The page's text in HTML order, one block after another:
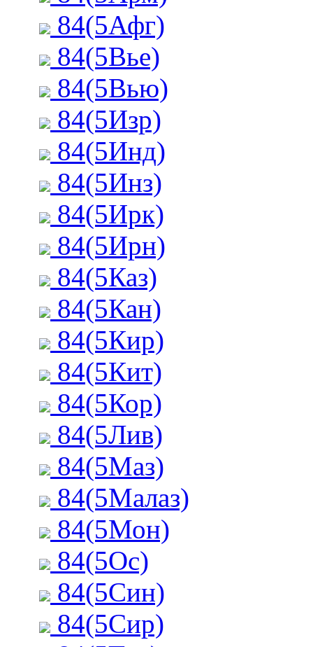
84(5Афг)
84(5Вье)
84(5Вью)
84(5Изр)
84(5Инд)
84(5Инз)
84(5Ирк)
84(5Ирн)
84(5Каз)
84(5Кан)
84(5Кир)
84(5Кит)
84(5Кор)
84(5Лив)
84(5Маз)
84(5Малаз)
84(5Мон)
84(5Ос)
84(5Син)
84(5Сир)